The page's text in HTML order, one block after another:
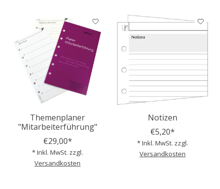
Produkt-Karussell-Artikel
Themenplaner
"Mitarbeiterführung"
€29,00*
* Inkl. MwSt. zzgl.
Versandkosten
Notizen
€5,20*
* Inkl. MwSt. zzgl.
Versandkosten